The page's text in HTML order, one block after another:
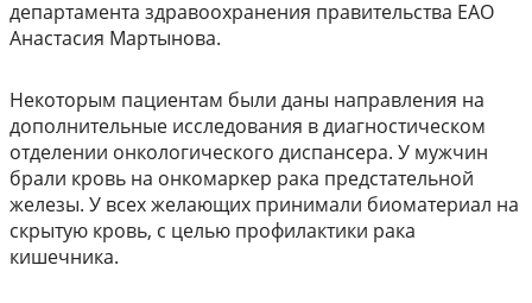
департамента здравоохранения правительства ЕАО
Анастасия Мартынова.
Некоторым пациентам были даны направления на
дополнительные исследования в диагностическом
отделении онкологического диспансера. У мужчин
брали кровь на онкомаркер рака предстательной
железы. У всех желающих принимали биоматериал на
скрытую кровь, с целью профилактики рака
кишечника.